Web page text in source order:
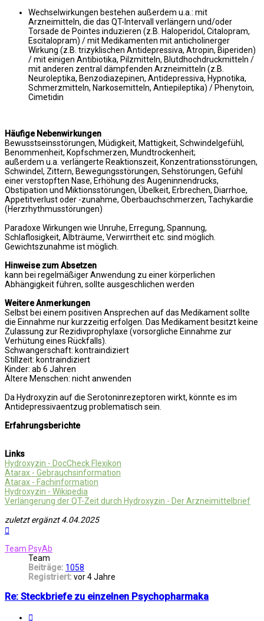
Wechselwirkungen bestehen außerdem u.a.: mit
Arzneimitteln, die das QT-Intervall verlängern und/oder
Torsade de Pointes induzieren (z.B. Haloperidol, Citalopram,
Escitalopram) / mit Medikamenten mit anticholinerger
Wirkung (z.B. trizyklischen Antidepressiva, Atropin, Biperiden)
/ mit einigen Antibiotika, Pilzmitteln, Blutdhochdruckmitteln /
mit anderen zentral dämpfenden Arzneimitteln (z.B.
Neuroleptika, Benzodiazepinen, Antidepressiva, Hypnotika,
Schmerzmitteln, Narkosemitteln, Antiepileptika) / Phenytoin,
Cimetidin
Häufige Nebenwirkungen
Bewusstseinsstörungen, Müdigkeit, Mattigkeit, Schwindelgefühl,
Benommenheit, Kopfschmerzen, Mundtrockenheit;
außerdem u.a. verlängerte Reaktionszeit, Konzentrationsstörungen,
Schwindel, Zittern, Bewegungsstörungen, Sehstörungen, Gefühl
einer verstopften Nase, Erhöhung des Augeninnendrucks,
Obstipation und Miktionsstörungen, Übelkeit, Erbrechen, Diarrhoe,
Appetitverlust oder -zunahme, Oberbauchschmerzen, Tachykardie
(Herzrhythmusstörungen)
Paradoxe Wirkungen wie Unruhe, Erregung, Spannung,
Schlaflosigkeit, Albträume, Verwirrtheit etc. sind möglich.
Gewichtszunahme ist möglich.
Hinweise zum Absetzen
kann bei regelmäßiger Anwendung zu einer körperlichen
Abhängigkeit führen, sollte ausgeschlichen werden
Weitere Anmerkungen
Selbst bei einem positiven Ansprechen auf das Medikament sollte
die Einnahme nur kurzzeitig erfolgen. Das Medikament besitzt keine
Zulassung zur Rezidivprophylaxe (vorsorgliche Einnahme zur
Verhütung eines Rückfalls).
Schwangerschaft: kontraindiziert
Stillzeit: kontraindiziert
Kinder: ab 6 Jahren
Ältere Menschen: nicht anwenden
Da Hydroxyzin auf die Serotoninrezeptoren wirkt, könnte es im
Antidepressivaentzug problematisch sein.
Erfahrungsberichte
Links
Hydroxyzin - DocCheck Flexikon
Atarax - Gebrauchsinformation
Atarax - Fachinformation
Hydroxyzin - Wikipedia
Verlängerung der QT-Zeit durch Hydroxyzin - Der Arzneimittelbrief
zuletzt ergänzt 4.04.2025
Team PsyAb
Team
Beiträge: 1058
Registriert: vor 4 Jahre
Re: Steckbriefe zu einzelnen Psychopharmaka